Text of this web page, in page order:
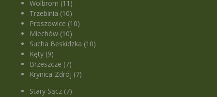
Wolbrom (11)
Trzebinia (10)
Proszowice (10)
Miechów (10)
Sucha Beskidzka (10)
Kęty (9)
Brzeszcze (7)
Krynica-Zdrój (7)
Stary Sącz (7)